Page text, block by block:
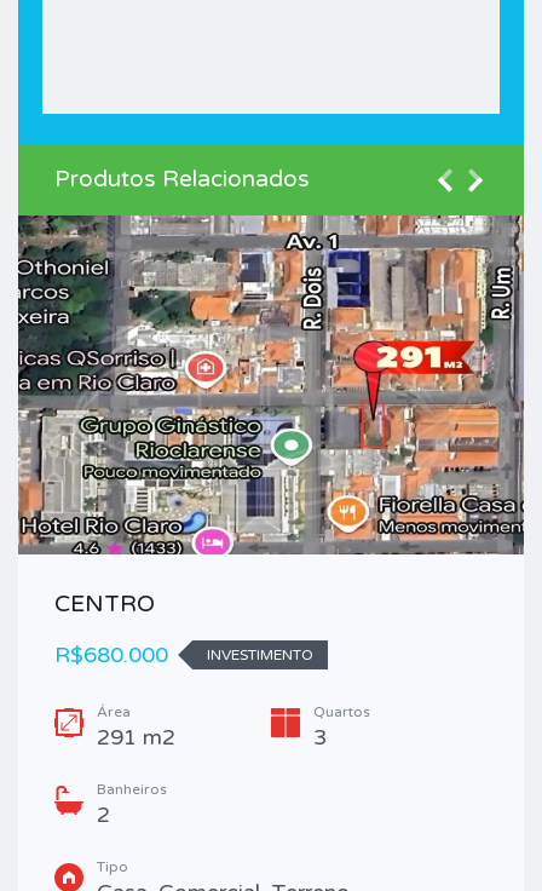
Produtos Relacionados
CENTRO
R$680.000
INVESTIMENTO
Área
291 m2
Quartos
3
Banheiros
2
Tipo